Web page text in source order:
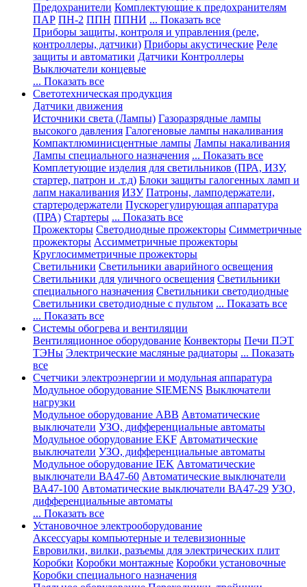
Предохранители Комплектующие к предохранителям
ПАР ПН-2 ППН ППНИ ... Показать все
Приборы защиты, контроля и управления (реле,
контроллеры, датчики) Приборы акустические Реле
защиты и автоматики Датчики Контроллеры
Выключатели концевые
... Показать все
Светотехническая продукция
Датчики движения
Источники света (Лампы) Газоразрядные лампы
высокого давления Галогеновые лампы накаливания
Компактлюминисцентные лампы Лампы накаливания
Лампы специального назначения ... Показать все
Комплетующие изделия для светильников (ПРА, ИЗУ,
стартер, патрон и .т.д) Блоки защиты галогенных ламп и
лапм накаливания ИЗУ Патроны, ламподержатели,
стартеродержатели Пускорегулирующая аппаратура
(ПРА) Стартеры ... Показать все
Прожекторы Светодиодные прожекторы Симметричные
прожекторы Ассимметричные прожекторы
Круглосимметричные прожекторы
Светильники Светильники аварийного освещения
Светильники для уличного освещения Светильники
специального назначения Светильники светодиодные
Светильники светодиодные с пультом ... Показать все
... Показать все
Системы обогрева и вентиляции
Вентиляционное оборудование Конвекторы Печи ПЭТ
ТЭНы Электрические масляные радиаторы ... Показать
все
Счетчики электроэнергии и модульная аппаратура
Модульное оборудование SIEMENS Выключатели
нагрузки
Модульное оборудование ABB Автоматические
выключатели УЗО, дифференциальные автоматы
Модульное оборудование EKF Автоматические
выключатели УЗО, дифференциальные автоматы
Модульное оборудование IEK Автоматические
выключатели ВА47-60 Автоматические выключатели
ВА47-100 Автоматические выключатели ВА47-29 УЗО,
дифференциальные автоматы
... Показать все
Установочное электрооборудование
Аксессуары компьютерные и телевизионные
Евровилки, вилки, разъемы для электрических плит
Коробки Коробки монтажные Коробки установочные
Коробки специального назначения